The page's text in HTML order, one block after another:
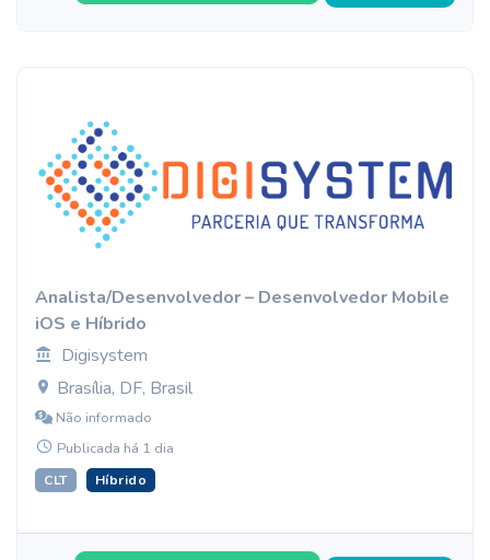
Analista/Desenvolvedor – Desenvolvedor Mobile
iOS e Híbrido
Digisystem
Brasília, DF, Brasil
Não informado
Publicada há 1 dia
CLT Híbrido